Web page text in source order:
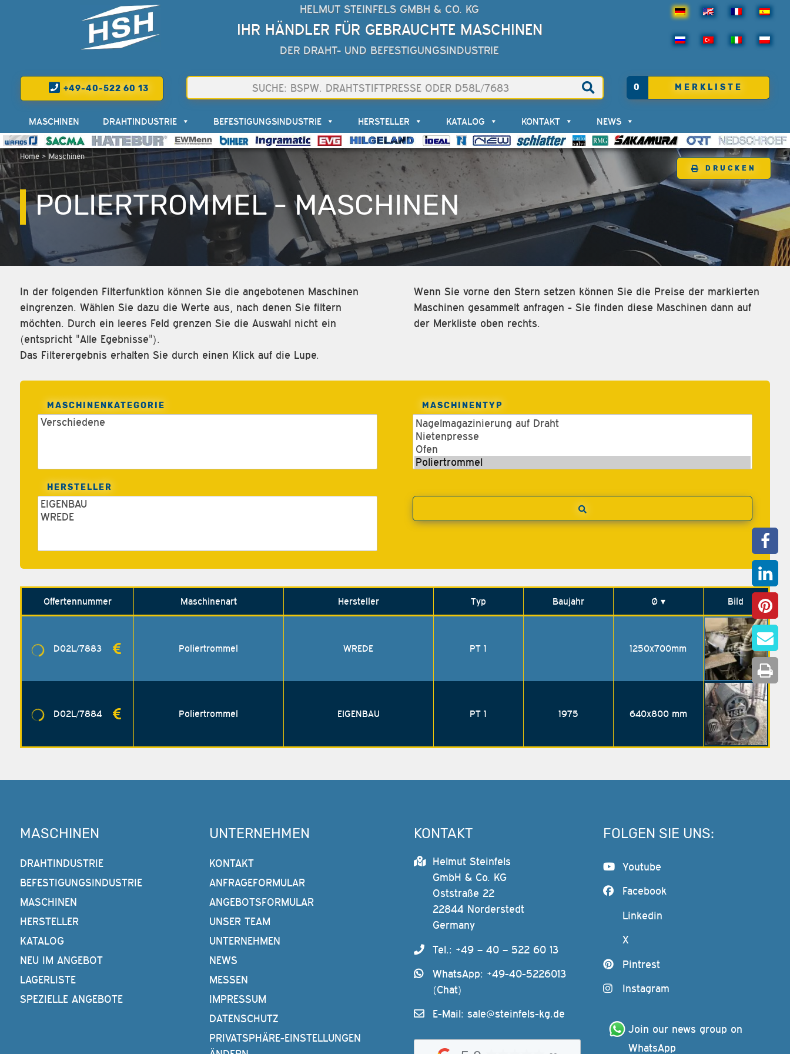
HELMUT STEINFELS GMBH & CO. KG
IHR HÄNDLER FÜR GEBRAUCHTE MASCHINEN
DER DRAHT- UND BEFESTIGUNGSINDUSTRIE
+49-40-522 60 13 0 MERKLISTE
Home> Maschinen
MASCHINEN DRAHTINDUSTRIE BEFESTIGUNGSINDUSTRIE HERSTELLER KATALOG KONTAKT NEWS
DRUCKEN
POLIERTROMMEL - MASCHINEN
In der folgenden Filterfunktion können Sie die angebotenen Maschinen
eingrenzen. Wählen Sie dazu die Werte aus, nach denen Sie filtern
möchten. Durch ein leeres Feld grenzen Sie die Auswahl nicht ein
(entspricht "Alle Egebnisse").
Das Filterergebnis erhalten Sie durch einen Klick auf die Lupe.
Wenn Sie vorne den Stern setzen können Sie die Preise der markierten
Maschinen gesammelt anfragen - Sie finden diese Maschinen dann auf
der Merkliste oben rechts.
MASCHINENKATEGORIE MASCHINENTYP
HERSTELLER
Offerten­nummer Maschinenart Hersteller Typ Baujahr Ø▾ Bild
D02L/7883 Poliertrommel WREDE PT 1 1250x700mm
D02L/7884 Poliertrommel EIGENBAU PT 1 1975 640x800 mm
MASCHINEN
DRAHTINDUSTRIE
BEFESTIGUNGSINDUSTRIE
MASCHINEN
HERSTELLER
KATALOG
NEU IM ANGEBOT
LAGERLISTE
SPEZIELLE ANGEBOTE
UNTERNEHMEN
KONTAKT
ANFRAGEFORMULAR
ANGEBOTSFORMULAR
UNSER TEAM
UNTERNEHMEN
NEWS
MESSEN
IMPRESSUM
DATENSCHUTZ
PRIVATSPHÄRE-EINSTELLUNGEN
KONTAKT
Helmut Steinfels
GmbH & Co. KG
Oststraße 22
22844 Norderstedt
Germany
Tel.: +49 – 40 – 522 60 13
WhatsApp: +49-40-5226013
(Chat)
E-Mail:sale@steinfels-kg.de
FOLGEN SIE UNS:
Youtube
Facebook
Linkedin
X
Pintrest
Instagram
Join our news group on
WhatsApp